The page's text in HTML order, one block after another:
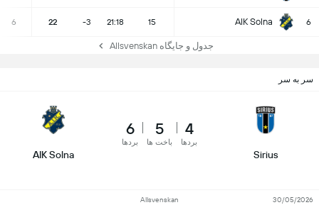
6
AIK Solna
15
21:18
-3
22
6
جدول و جایگاه Allsvenskan
سر به سر
Sirius
4
بردها
5
باخت ها
6
بردها
AIK Solna
Allsvenskan 30/05/2026